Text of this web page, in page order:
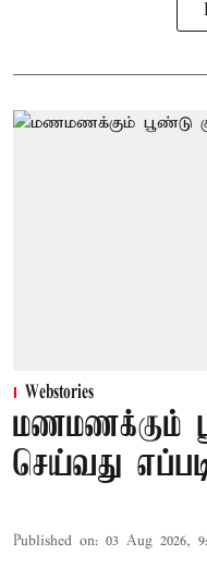
Webstories
மணமணக்கும்
செய்வது
Published on: 03 Aug 2026,